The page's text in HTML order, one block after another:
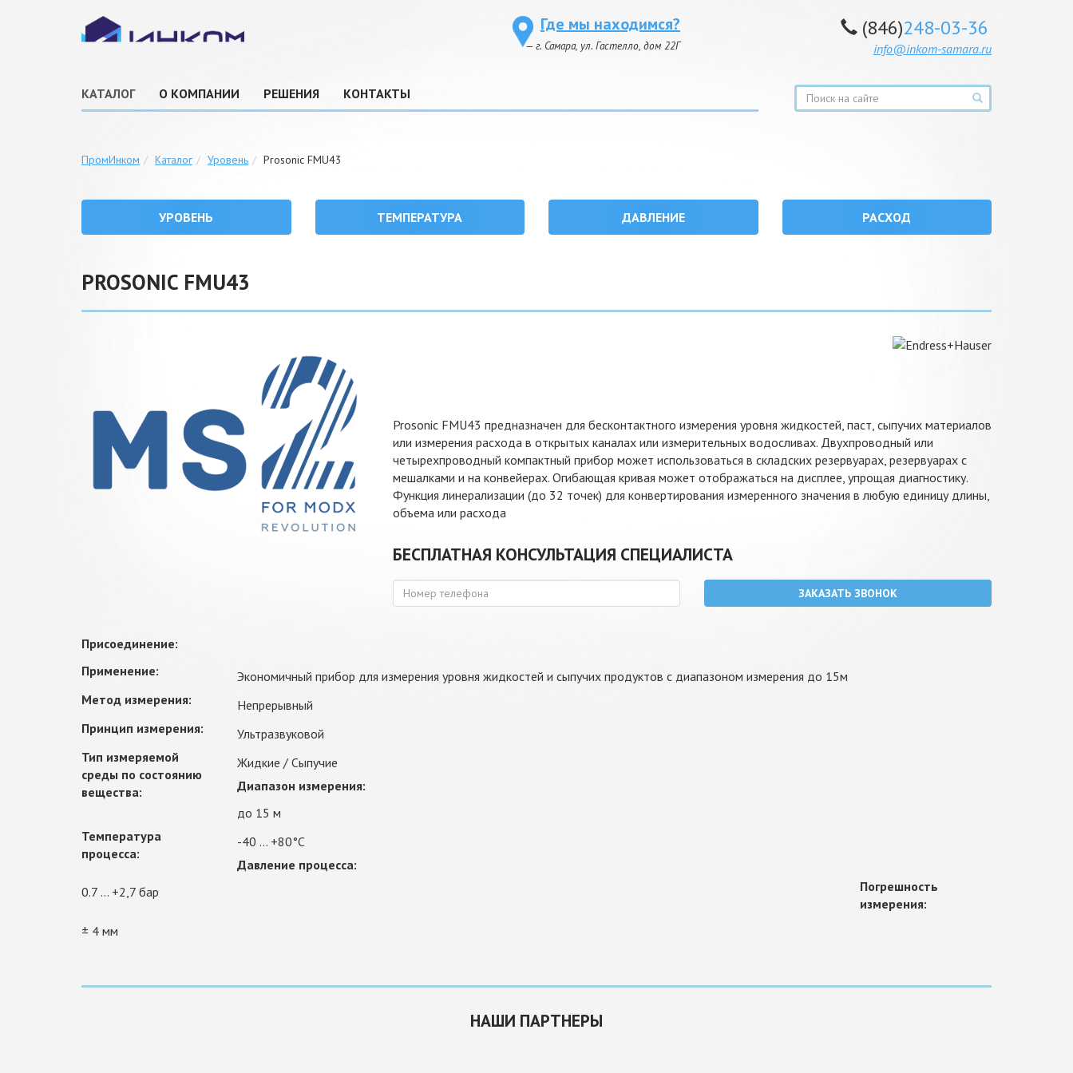
Где мы находимся?
— г. Самара, ул. Гастелло, дом 22Г
(846)248-03-36
info@inkom-samara.ru
КАТАЛОГ О КОМПАНИИ РЕШЕНИЯ КОНТАКТЫ
ПромИнком Каталог Уровень Prosonic FMU43
УРОВЕНЬ ТЕМПЕРАТУРА ДАВЛЕНИЕ РАСХОД
PROSONIC FMU43
Prosonic FMU43 предназначен для бесконтактного измерения уровня жидкостей, паст, сыпучих материалов
или измерения расхода в открытых каналах или измерительных водосливах. Двухпроводный или
четырехпроводный компактный прибор может использоваться в складских резервуарах, резервуарах с
мешалками и на конвейерах. Огибающая кривая может отображаться на дисплее, упрощая диагностику.
Функция линерализации (до 32 точек) для конвертирования измеренного значения в любую единицу длины,
объема или расхода
БЕСПЛАТНАЯ КОНСУЛЬТАЦИЯ СПЕЦИАЛИСТА
ЗАКАЗАТЬ ЗВОНОК
Присоединение:
Применение:
Экономичный прибор для измерения уровня жидкостей и сыпучих продуктов с диапазоном измерения до 15м
Метод измерения:
Непрерывный
Принцип измерения:
Ультразвуковой
Тип измеряемой
среды по состоянию
вещества:
Жидкие / Сыпучие
Диапазон измерения:
до 15 м
Температура
процесса:
-40 ... +80°C
Давление процесса:
0.7 ... +2,7 бар
Погрешность
измерения:
± 4 мм
НАШИ ПАРТНЕРЫ